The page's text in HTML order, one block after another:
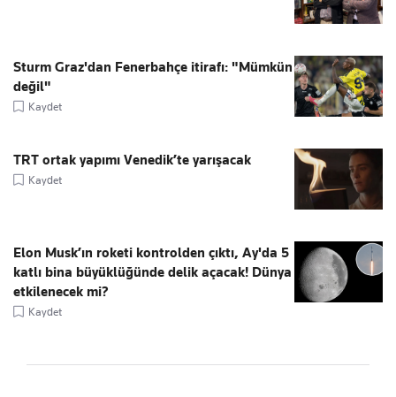
Sturm Graz'dan Fenerbahçe itirafı: "Mümkün
değil"
Kaydet
TRT ortak yapımı Venedik’te yarışacak
Kaydet
Elon Musk’ın roketi kontrolden çıktı, Ay'da 5
katlı bina büyüklüğünde delik açacak! Dünya
etkilenecek mi?
Kaydet